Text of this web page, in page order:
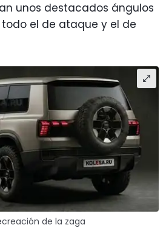
unos destacados ángulos
el de ataque y el de
de la zaga